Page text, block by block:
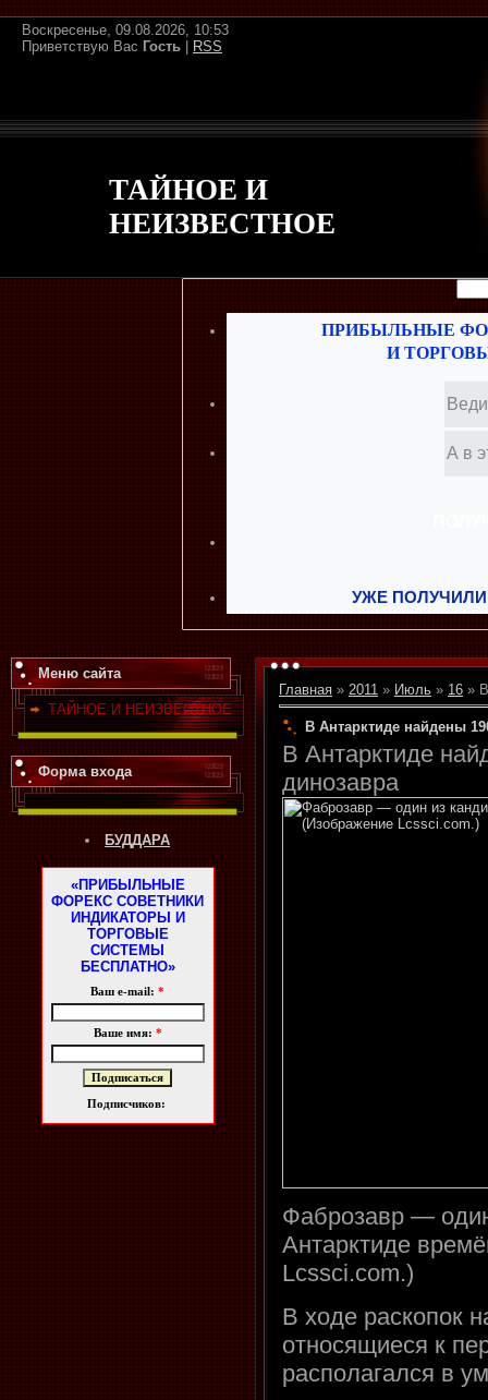
Воскресенье, 09.08.2026, 10:53
Приветствую Вас Гость RSS
ТАЙНОЕ И
НЕИЗВЕСТНОЕ
ПРИБЫЛЬНЫЕ
И
УЖЕ
Меню сайта
ТАЙНОЕ И НЕИЗВЕСТНОЕ
Форма входа
БУДДАРА
«ПРИБЫЛЬНЫЕ
ФОРЕКС СОВЕТНИКИ
ИНДИКАТОРЫ И
ТОРГОВЫЕ
СИСТЕМЫ
БЕСПЛАТНО»
Ваш e-mail: *
Ваше имя: *
Подписчиков:
Главная » 2011 » Июль » 16 »
В Антарктиде найдены
В Антарктиде
динозавра
Фаброзавр —
Антарктиде
Lcssci.com.)
В ходе раскопок
относящиеся к
располагался в